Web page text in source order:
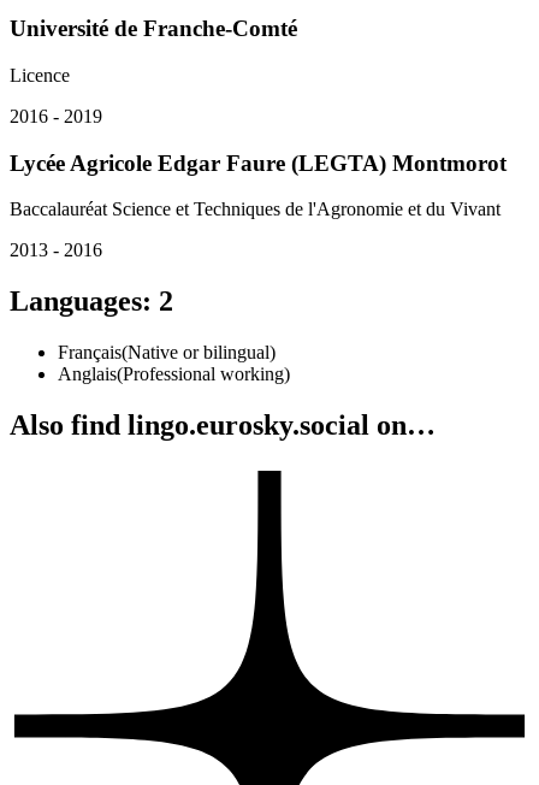
Université de Franche-Comté
Licence
2016 - 2019
Lycée Agricole Edgar Faure (LEGTA) Montmorot
Baccalauréat Science et Techniques de l'Agronomie et du Vivant
2013 - 2016
Languages: 2
Français(Native or bilingual)
Anglais(Professional working)
Also find lingo.eurosky.social on…